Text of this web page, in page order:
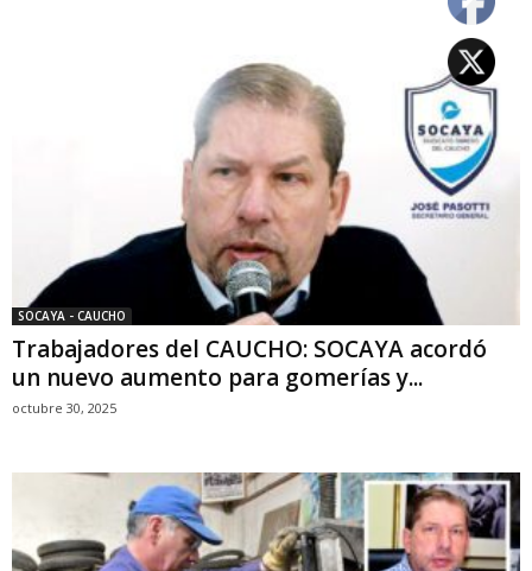
SOCAYA - CAUCHO
Trabajadores del CAUCHO: SOCAYA acordó
un nuevo aumento para gomerías y...
octubre 30, 2025